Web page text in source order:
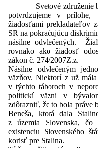
Svetové združenie
potvrdzujeme v prílohe,
žiadosťami prekladateľov
SR na pokračujúcu
násilne odvlečených.
rovnako ako žiadosť
zákon č. 274/2007Z.z.
Násilne odvlečeným
väzňov. Niektorí z už
v týchto táboroch v
politickí väzni v
zdôrazniť, že to bola práve
Beneša, ktorá dala
z územia Slovenska,
existenciu Slovenského
korisť pre Stalina.